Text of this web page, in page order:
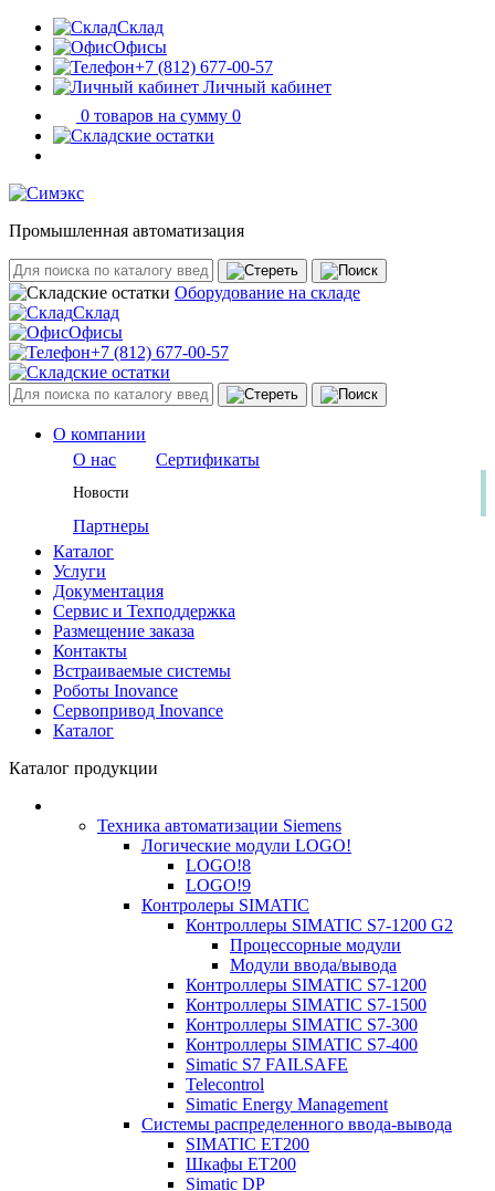
Склад
Офисы
+7 (812) 677-00-57
Личный кабинет
0 товаров на сумму 0
Промышленная автоматизация
Оборудование на складе
Склад
Офисы
+7 (812) 677-00-57
О компании
О нас
Сертификаты
Новости
Партнеры
Каталог
Услуги
Документация
Сервис и Техподдержка
Размещение заказа
Контакты
Встраиваемые системы
Роботы Inovance
Сервопривод Inovance
Каталог
Каталог продукции
Техника автоматизации Siemens
Логические модули LOGO!
LOGO!8
LOGO!9
Контролеры SIMATIC
Контроллеры SIMATIC S7-1200 G2
Процессорные модули
Модули ввода/вывода
Контроллеры SIMATIC S7-1200
Контроллеры SIMATIC S7-1500
Контроллеры SIMATIC S7-300
Контроллеры SIMATIC S7-400
Simatic S7 FAILSAFE
Telecontrol
Simatic Energy Management
Системы распределенного ввода-вывода
SIMATIC ET200
Шкафы ET200
Simatic DP